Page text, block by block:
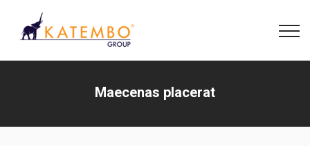
Maecenas placerat